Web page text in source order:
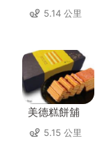
5.14 公里
美德糕餅舖
5.15 公里